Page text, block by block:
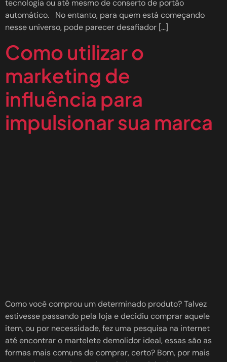
tecnologia ou até mesmo de conserto de portão
automático. No entanto, para quem está começando
nesse universo, pode parecer desafiador […]
Como utilizar o
marketing de
influência para
impulsionar sua marca
Como você comprou um determinado produto? Talvez
estivesse passando pela loja e decidiu comprar aquele
item, ou por necessidade, fez uma pesquisa na internet
até encontrar o martelete demolidor ideal, essas são as
formas mais comuns de comprar, certo? Bom, por mais